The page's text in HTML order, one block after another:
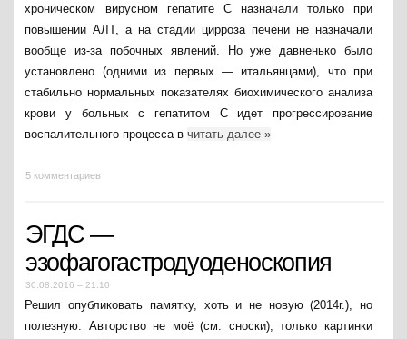
хроническом вирусном гепатите С назначали только при
повышении АЛТ, а на стадии цирроза печени не назначали
вообще из-за побочных явлений. Но уже давненько было
установлено (одними из первых — итальянцами), что при
стабильно нормальных показателях биохимического анализа
крови у больных с гепатитом С идет прогрессирование
воспалительного процесса вчитать далее»
5 комментариев
ЭГДС —
эзофагогастродуоденоскопия
30.08.2016 – 21:10
Решил опубликовать памятку, хоть и не новую (2014г.), но
полезную. Авторство не моё (см. сноски), только картинки